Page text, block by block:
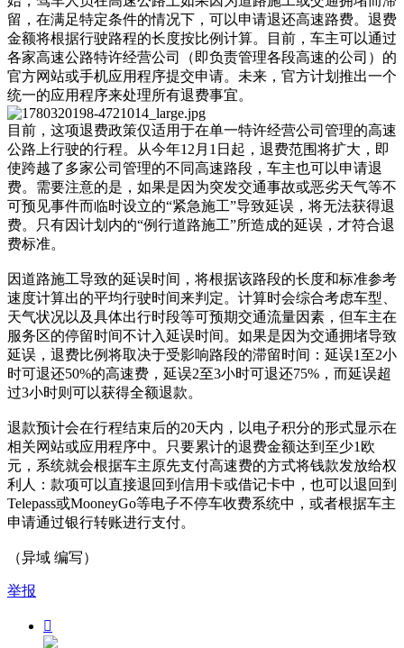
留，在满足特定条件的情况下，可以申请退还高速路费。退费
金额将根据行驶路程的长度按比例计算。目前，车主可以通过
各家高速公路特许经营公司（即负责管理各段高速的公司）的
官方网站或手机应用程序提交申请。未来，官方计划推出一个
统一的应用程序来处理所有退费事宜。
目前，这项退费政策仅适用于在单一特许经营公司管理的高速
公路上行驶的行程。从今年12月1日起，退费范围将扩大，即
使跨越了多家公司管理的不同高速路段，车主也可以申请退
费。需要注意的是，如果是因为突发交通事故或恶劣天气等不
可预见事件而临时设立的“紧急施工”导致延误，将无法获得退
费。只有因计划内的“例行道路施工”所造成的延误，才符合退
费标准。
因道路施工导致的延误时间，将根据该路段的长度和标准参考
速度计算出的平均行驶时间来判定。计算时会综合考虑车型、
天气状况以及具体出行时段等可预期交通流量因素，但车主在
服务区的停留时间不计入延误时间。如果是因为交通拥堵导致
延误，退费比例将取决于受影响路段的滞留时间：延误1至2小
时可退还50%的高速费，延误2至3小时可退还75%，而延误超
过3小时则可以获得全额退款。
退款预计会在行程结束后的20天内，以电子积分的形式显示在
相关网站或应用程序中。只要累计的退费金额达到至少1欧
元，系统就会根据车主原先支付高速费的方式将钱款发放给权
利人：款项可以直接退回到信用卡或借记卡中，也可以退回到
Telepass或MooneyGo等电子不停车收费系统中，或者根据车主
申请通过银行转账进行支付。
（异域 编写）
举报
